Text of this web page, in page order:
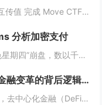
需求 完成 CLI 调用学习 理解合约交互传值 完成 Move CTF Lets Move 一、任务指南 合约部署地址: 0x097a3833b6b5c62ca6ad10f0509dffdadff7ce31e1...
分析加密支付
在2020 年 3 月，以太坊经历了“黑色星期四”崩盘，数以千计的 DeFi（去中心化金融）清算被同时触发，导致网络费用从 20 gwei 飙升至 200 gwei 以上。那些能够监控并对内存池数据做出反应的人幸存下来，而那些无法做到的人则...
DeFi即将迎来大爆发：2025年金融变革的背后逻辑与机会
<!--StartFragment--> 引言 2025年，去中心化金融（DeFi）可能迎来一个重要的爆发时期。根据近期的新闻热点，多个因素正在推动这一趋势的到来。首先，美国政府计划建立比特币战略储备，并配合发行ETF等债务...